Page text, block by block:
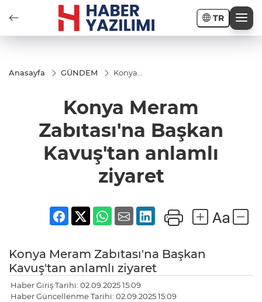
TR
Anasayfa GÜNDEM
Konya
Başkan
Kavuş'tan
ziyaret
Konya Meram
Zabıtası'na Başkan
Kavuş'tan anlamlı
ziyaret
Konya Meram Zabıtası'na Başkan
Kavuş'tan anlamlı ziyaret
Haber Giriş Tarihi: 02.09.2025 15:09
Haber Güncellenme Tarihi: 02.09.2025 15:09